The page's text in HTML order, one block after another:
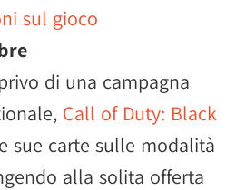
sul gioco
di una campagna
Call of Duty: Black
sue carte sulle modalità
alla solita offerta